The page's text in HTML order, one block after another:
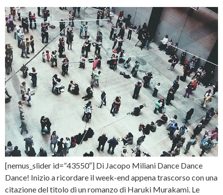
[nemus_slider id=”43550″] Di Jacopo Miliani Dance Dance
Dance! Inizio a ricordare il week-end appena trascorso con una
citazione del titolo di un romanzo di Haruki Murakami. Le